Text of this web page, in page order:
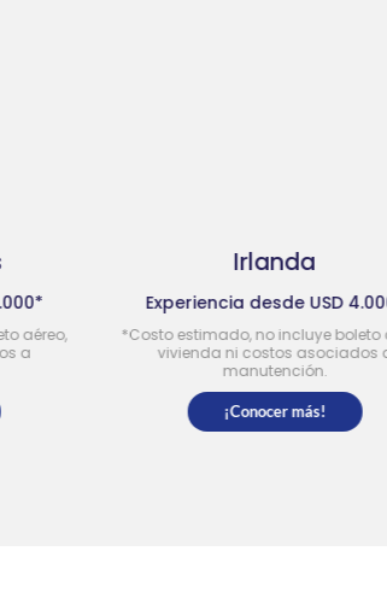
Experiencia desde USD 4.000*
*Costo estimado, no incluye boleto aéreo,
vivienda ni costos asociados a
manutención.
¡Conocer más!